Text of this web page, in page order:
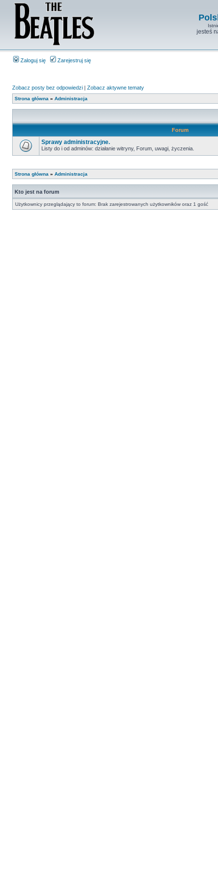
jesteś
Zaloguj się Zarejestruj się
Zobacz posty bez odpowiedzi | Zobacz aktywne tematy
Strona główna » Administracja
Forum
Sprawy administracyjne.
Listy do i od adminów: działanie witryny, Forum, uwagi, życzenia.
Strona główna » Administracja
Kto jest na forum
Użytkownicy przeglądający to forum: Brak zarejestrowanych użytkowników oraz 1 gość